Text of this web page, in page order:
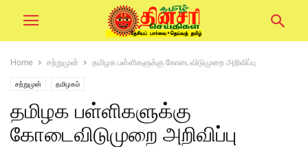
Home சற்றுமுன் தமிழக பள்ளிகளுக்கு கோடைவிடுமுறை அறிவிப்பு
சற்றுமுன் தமிழகம்
தமிழக பள்ளிகளுக்கு
கோடைவிடுமுறை அறிவிப்பு